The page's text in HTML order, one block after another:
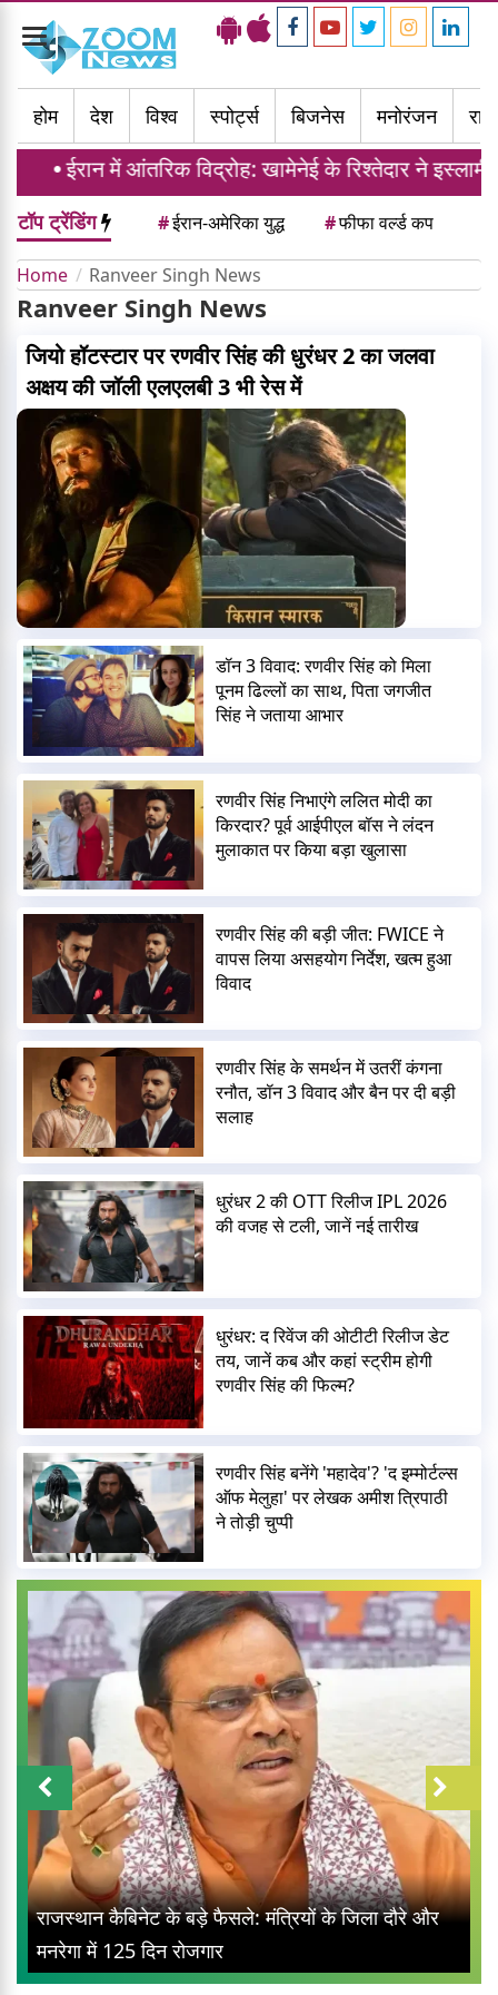
Toggle
navigation
होम
देश विश्व स्पोर्ट्स बिजनेस मनोरंजन
ईरान में आंतरिक विद्रोह: खामेनेई के रिश्तेदार ने इस्लामी
टॉप ट्रेंडिंग #ईरान-अमेरिका युद्ध #फीफा वर्ल्ड कप
Home Ranveer Singh News
Ranveer Singh News
जियो हॉटस्टार पर रणवीर सिंह की धुरंधर 2 का जलवा
अक्षय की जॉली एलएलबी 3 भी रेस में
डॉन 3 विवाद: रणवीर सिंह को मिला
पूनम ढिल्लों का साथ, पिता जगजीत
सिंह ने जताया आभार
रणवीर सिंह निभाएंगे ललित मोदी का
किरदार? पूर्व आईपीएल बॉस ने लंदन
मुलाकात पर किया बड़ा खुलासा
रणवीर सिंह की बड़ी जीत: FWICE ने
वापस लिया असहयोग निर्देश, खत्म हुआ
विवाद
रणवीर सिंह के समर्थन में उतरीं कंगना
रनौत, डॉन 3 विवाद और बैन पर दी बड़ी
सलाह
धुरंधर 2 की OTT रिलीज IPL 2026
की वजह से टली, जानें नई तारीख
धुरंधर: द रिवेंज की ओटीटी रिलीज डेट
तय, जानें कब और कहां स्ट्रीम होगी
रणवीर सिंह की फिल्म?
रणवीर सिंह बनेंगे 'महादेव'? 'द इम्मोर्टल्स
ऑफ मेलुहा' पर लेखक अमीश त्रिपाठी
ने तोड़ी चुप्पी
राजस्थान कैबिनेट के बड़े फैसले: मंत्रियों के जिला दौरे और
मनरेगा में 125 दिन रोजगार